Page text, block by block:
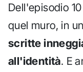
Dell'episodio
quel muro, in
scritte
all'identità. E